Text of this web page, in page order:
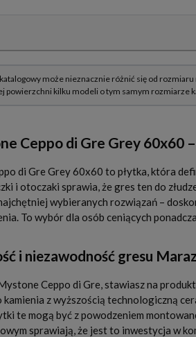
Ceppo di Gre Grey 60x60
di Gre Grey 60x60 to płytka, która
i otoczaki sprawia, że gres ten do
wybieranych rozwiązań –
To wybór dla osób ceniących
i niezawodność gresu
Ceppo di Gre, stawiasz na
z wyższością technologiczną
te mogą być z powodzeniem
sprawiają, że jest to inwestycja w